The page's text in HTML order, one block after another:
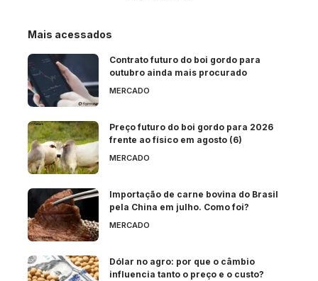
Mais acessados
Contrato futuro do boi gordo para
outubro ainda mais procurado
MERCADO
Preço futuro do boi gordo para 2026
frente ao físico em agosto (6)
MERCADO
Importação de carne bovina do Brasil
pela China em julho. Como foi?
MERCADO
Dólar no agro: por que o câmbio
influencia tanto o preço e o custo?